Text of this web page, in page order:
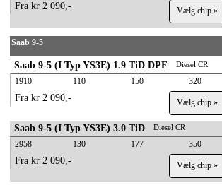
Fra kr 2 090,- Vælg chip »
Saab 9-5
Saab 9-5 (I Typ YS3E) 1.9 TiD DPF Diesel CR
1910 110 150 320
Fra kr 2 090,- Vælg chip »
Saab 9-5 (I Typ YS3E) 3.0 TiD Diesel CR
2958 130 177 350
Fra kr 2 090,- Vælg chip »